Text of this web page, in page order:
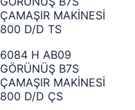
ÇAMAŞIR MAKİNESİ
800 D/D TS
6084 H AB09
GÖRÜNÜŞ B7S
ÇAMAŞIR MAKİNESİ
800 D/D ÇS